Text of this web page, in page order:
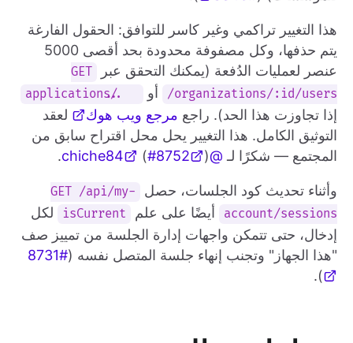
هذا التغيير تراكمي وغير كاسر للتوافق: الحقول الفارغة
يتم حذفها، وكل مصفوفة محدودة بحد أقصى 5000
عنصر لعمليات الدُفعة (يمكنك التحقق عبر
GET
/organizations/:id/users
أو .../applications
إذا تجاوزت هذا الحد). راجع مرجع ويب هوك
لعقد
التوثيق الكامل. هذا التغيير يحل محل اقتراح سابق من
المجتمع — شكرًا لـ @chiche84
(#8752 ).
وأثناء تحديث كود الجلسات، حصل
GET /api/my-
account/sessions
أيضًا على علم isCurrent
لكل
إدخال، حتى تتمكن واجهات إدارة الجلسة من تمييز صف
"هذا الجهاز" وتجنب إنهاء جلسة المتصل نفسه (#8731
).